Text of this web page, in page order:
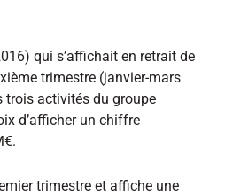
qui s’affichait en retrait de
trimestre (janvier-mars
trois activités du groupe
d’afficher un chiffre
trimestre et affiche une